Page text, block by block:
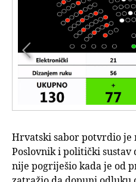

Hrvatski sabor potvrdio je
Poslovnik i politički sustav
nije pogriješio kada je od